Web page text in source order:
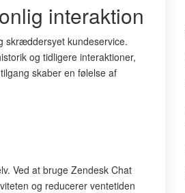
interaktion
skræddersyet kundeservice.
og tidligere interaktioner,
skaber en følelse af
Ved at bruge Zendesk Chat
og reducerer ventetiden